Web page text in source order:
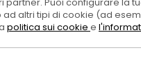
altri tipi di cookie (ad
politica sui cookie e